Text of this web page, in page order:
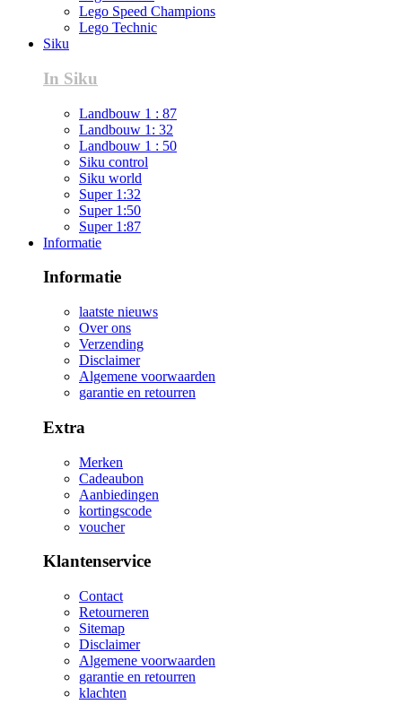
Lego Speed Champions
Lego Technic
Siku
In Siku
Landbouw 1 : 87
Landbouw 1: 32
Landbouw 1 : 50
Siku control
Siku world
Super 1:32
Super 1:50
Super 1:87
Informatie
Informatie
laatste nieuws
Over ons
Verzending
Disclaimer
Algemene voorwaarden
garantie en retourren
Extra
Merken
Cadeaubon
Aanbiedingen
kortingscode
voucher
Klantenservice
Contact
Retourneren
Sitemap
Disclaimer
Algemene voorwaarden
garantie en retourren
klachten